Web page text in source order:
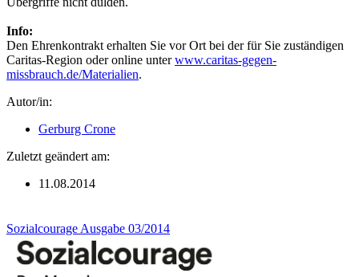
Info:
Den Ehrenkontrakt erhalten Sie vor Ort bei der für Sie zuständigen
Caritas-Region oder online unterwww.caritas-gegen-
missbrauch.de/Materialien.
Autor/in:
Gerburg Crone
Zuletzt geändert am:
11.08.2014
Sozialcourage Ausgabe 03/2014